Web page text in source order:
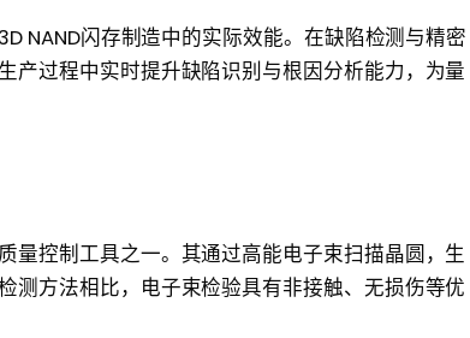
NAND闪存制造中的实际效能。在缺陷检测与精密
产过程中实时提升缺陷识别与根因分析能力，为量
量控制工具之一。其通过高能电子束扫描晶圆，生
测方法相比，电子束检验具有非接触、无损伤等优